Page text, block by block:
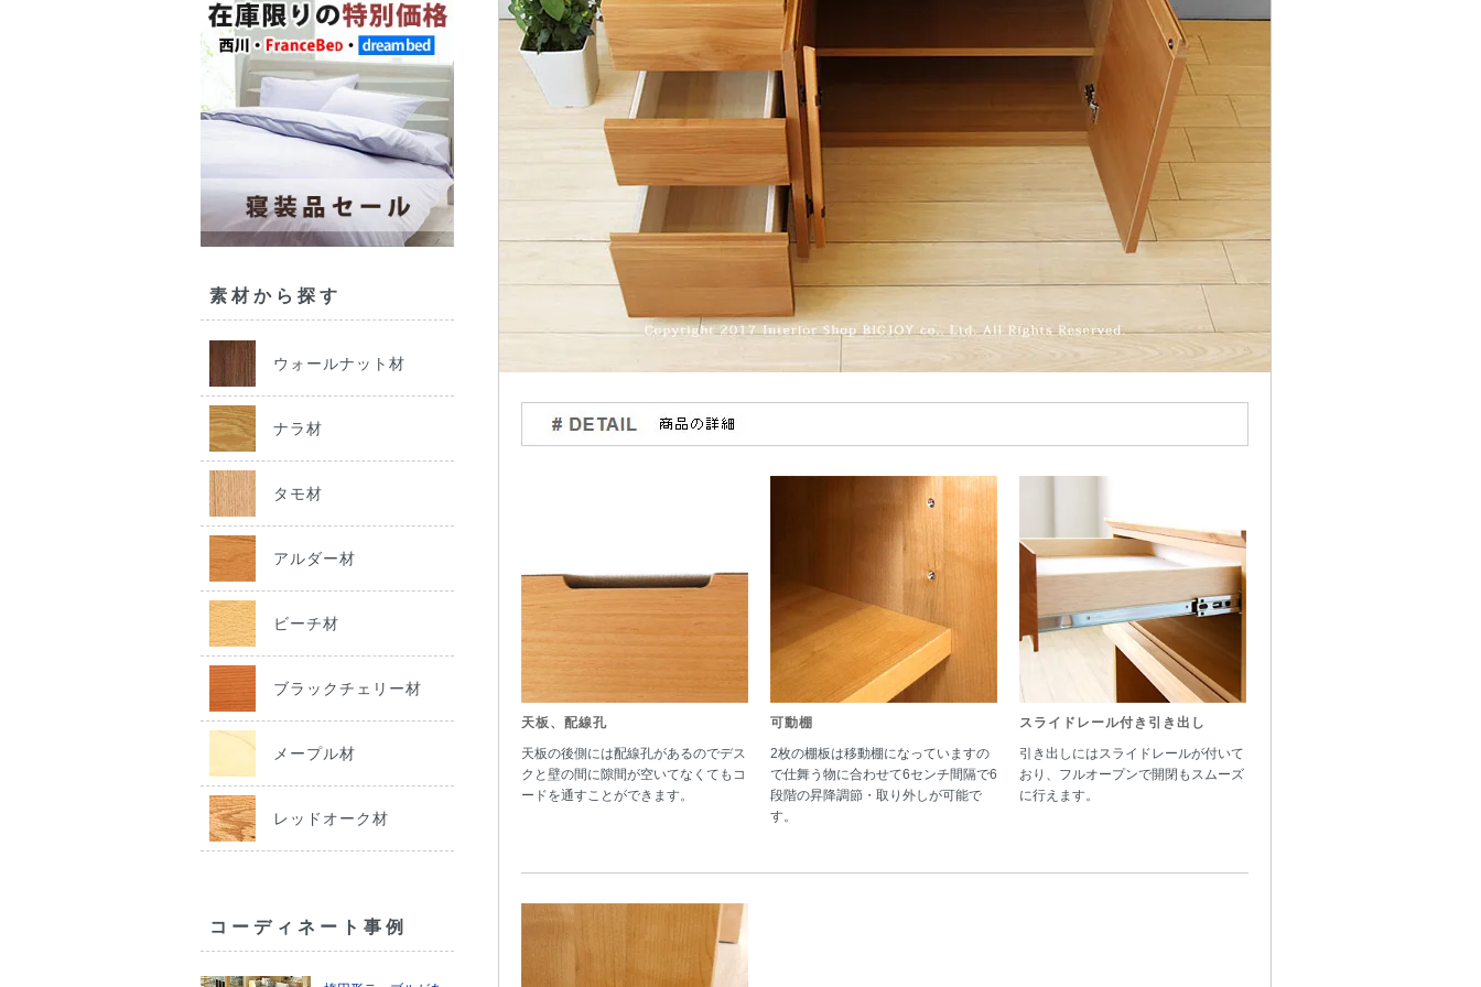
天板、配線孔
天板の後側には配線孔があるのでデス
クと壁の間に隙間が空いてなくてもコ
ードを通すことができます。
可動棚
2枚の棚板は移動棚になっていますの
で仕舞う物に合わせて6センチ間隔で6
段階の昇降調節・取り外しが可能で
す。
スライドレール付き引き出し
引き出しにはスライドレールが付いて
おり、フルオープンで開閉もスムーズ
に行えます。
素材から探す
ウォールナット材
ナラ材
タモ材
アルダー材
ビーチ材
ブラックチェリー材
メープル材
レッドオーク材
コーディネート事例